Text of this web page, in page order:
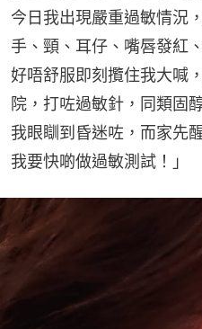
今日我出現嚴重過敏情況
手、頸、耳仔、嘴唇發紅
好唔舒服即刻攬住我大喊
院，打咗過敏針，同類固
我眼瞓到昏迷咗，而家先
我要快啲做過敏測試！」